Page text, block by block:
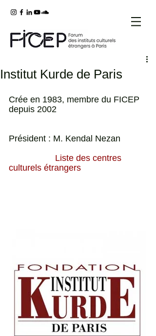
Institut Kurde de Paris
Crée en 1983, membre du FICEP
depuis 2002
Président : M. Kendal Nezan
Liste des centres
culturels étrangers